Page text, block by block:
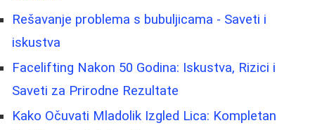
Rešavanje problema s bubuljicama - Saveti i
iskustva
Facelifting Nakon 50 Godina: Iskustva, Rizici i
Saveti za Prirodne Rezultate
Kako Očuvati Mladolik Izgled Lica: Kompletan